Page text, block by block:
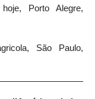
Porto Alegre,
São Paulo,